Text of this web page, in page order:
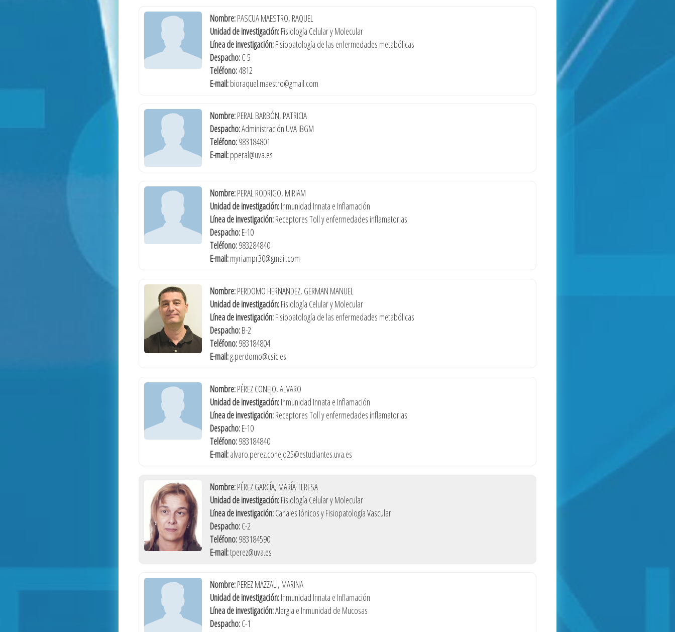
Nombre:PASCUA MAESTRO, RAQUEL
Unidad de investigación:Fisiología Celular y Molecular
Línea de investigación:Fisiopatología de las enfermedades metabólicas
Despacho:C-5
Teléfono:4812
E-mail:bioraquel.maestro@gmail.com
Nombre:PERAL BARBÓN, PATRICIA
Despacho:Administración UVA IBGM
Teléfono:983184801
E-mail:pperal@uva.es
Nombre:PERAL RODRIGO, MIRIAM
Unidad de investigación:Inmunidad Innata e Inflamación
Línea de investigación:Receptores Toll y enfermedades inflamatorias
Despacho:E-10
Teléfono:983284840
E-mail:myriampr30@gmail.com
Nombre:PERDOMO HERNANDEZ, GERMAN MANUEL
Unidad de investigación:Fisiología Celular y Molecular
Línea de investigación:Fisiopatología de las enfermedades metabólicas
Despacho:B-2
Teléfono:983184804
E-mail:g.perdomo@csic.es
Nombre:PÉREZ CONEJO, ALVARO
Unidad de investigación:Inmunidad Innata e Inflamación
Línea de investigación:Receptores Toll y enfermedades inflamatorias
Despacho:E-10
Teléfono:983184840
E-mail:alvaro.perez.conejo25@estudiantes.uva.es
Nombre:PÉREZ GARCÍA, MARÍA TERESA
Unidad de investigación:Fisiología Celular y Molecular
Línea de investigación:Canales Iónicos y Fisiopatología Vascular
Despacho:C-2
Teléfono:983184590
E-mail:tperez@uva.es
Nombre:PEREZ MAZZALI, MARINA
Unidad de investigación:Inmunidad Innata e Inflamación
Línea de investigación:Alergia e Inmunidad de Mucosas
Despacho:C-1